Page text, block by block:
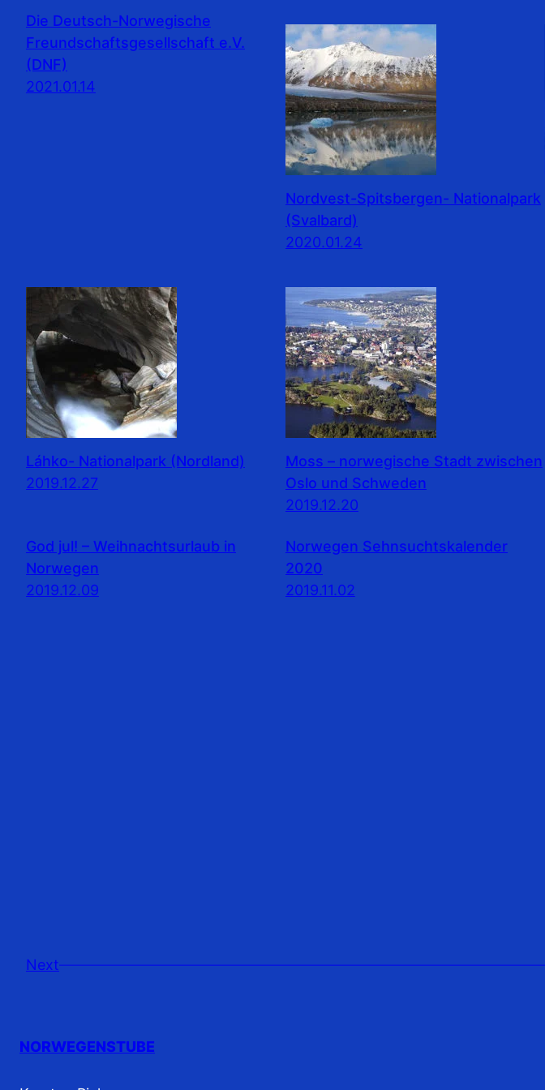
Die Deutsch-Norwegische
Freundschaftsgesellschaft e.V.
(DNF)
2021.01.14
Nordvest-Spitsbergen- Nationalpark
(Svalbard)
2020.01.24
Láhko- Nationalpark (Nordland)
2019.12.27
Moss – norwegische Stadt zwischen
Oslo und Schweden
2019.12.20
God jul! – Weihnachtsurlaub in
Norwegen
2019.12.09
Norwegen Sehnsuchtskalender
2020
2019.11.02
Next
NORWEGENSTUBE